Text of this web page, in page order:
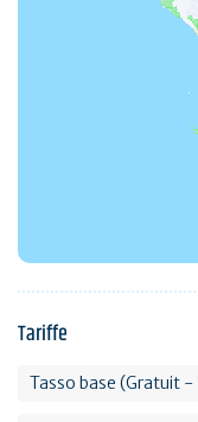
Tariffe
Tasso base (Gratuit -